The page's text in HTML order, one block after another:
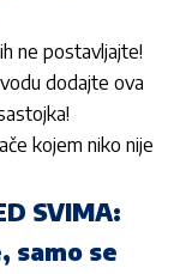
ne postavljajte!
dodajte ova
kojem niko nije
SVIMA:
samo se